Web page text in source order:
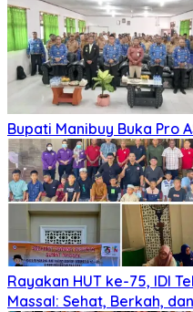
Bupati Manibuy Buka Pro
Rayakan HUT ke-75, IDI
Massal: Sehat, Berkah,